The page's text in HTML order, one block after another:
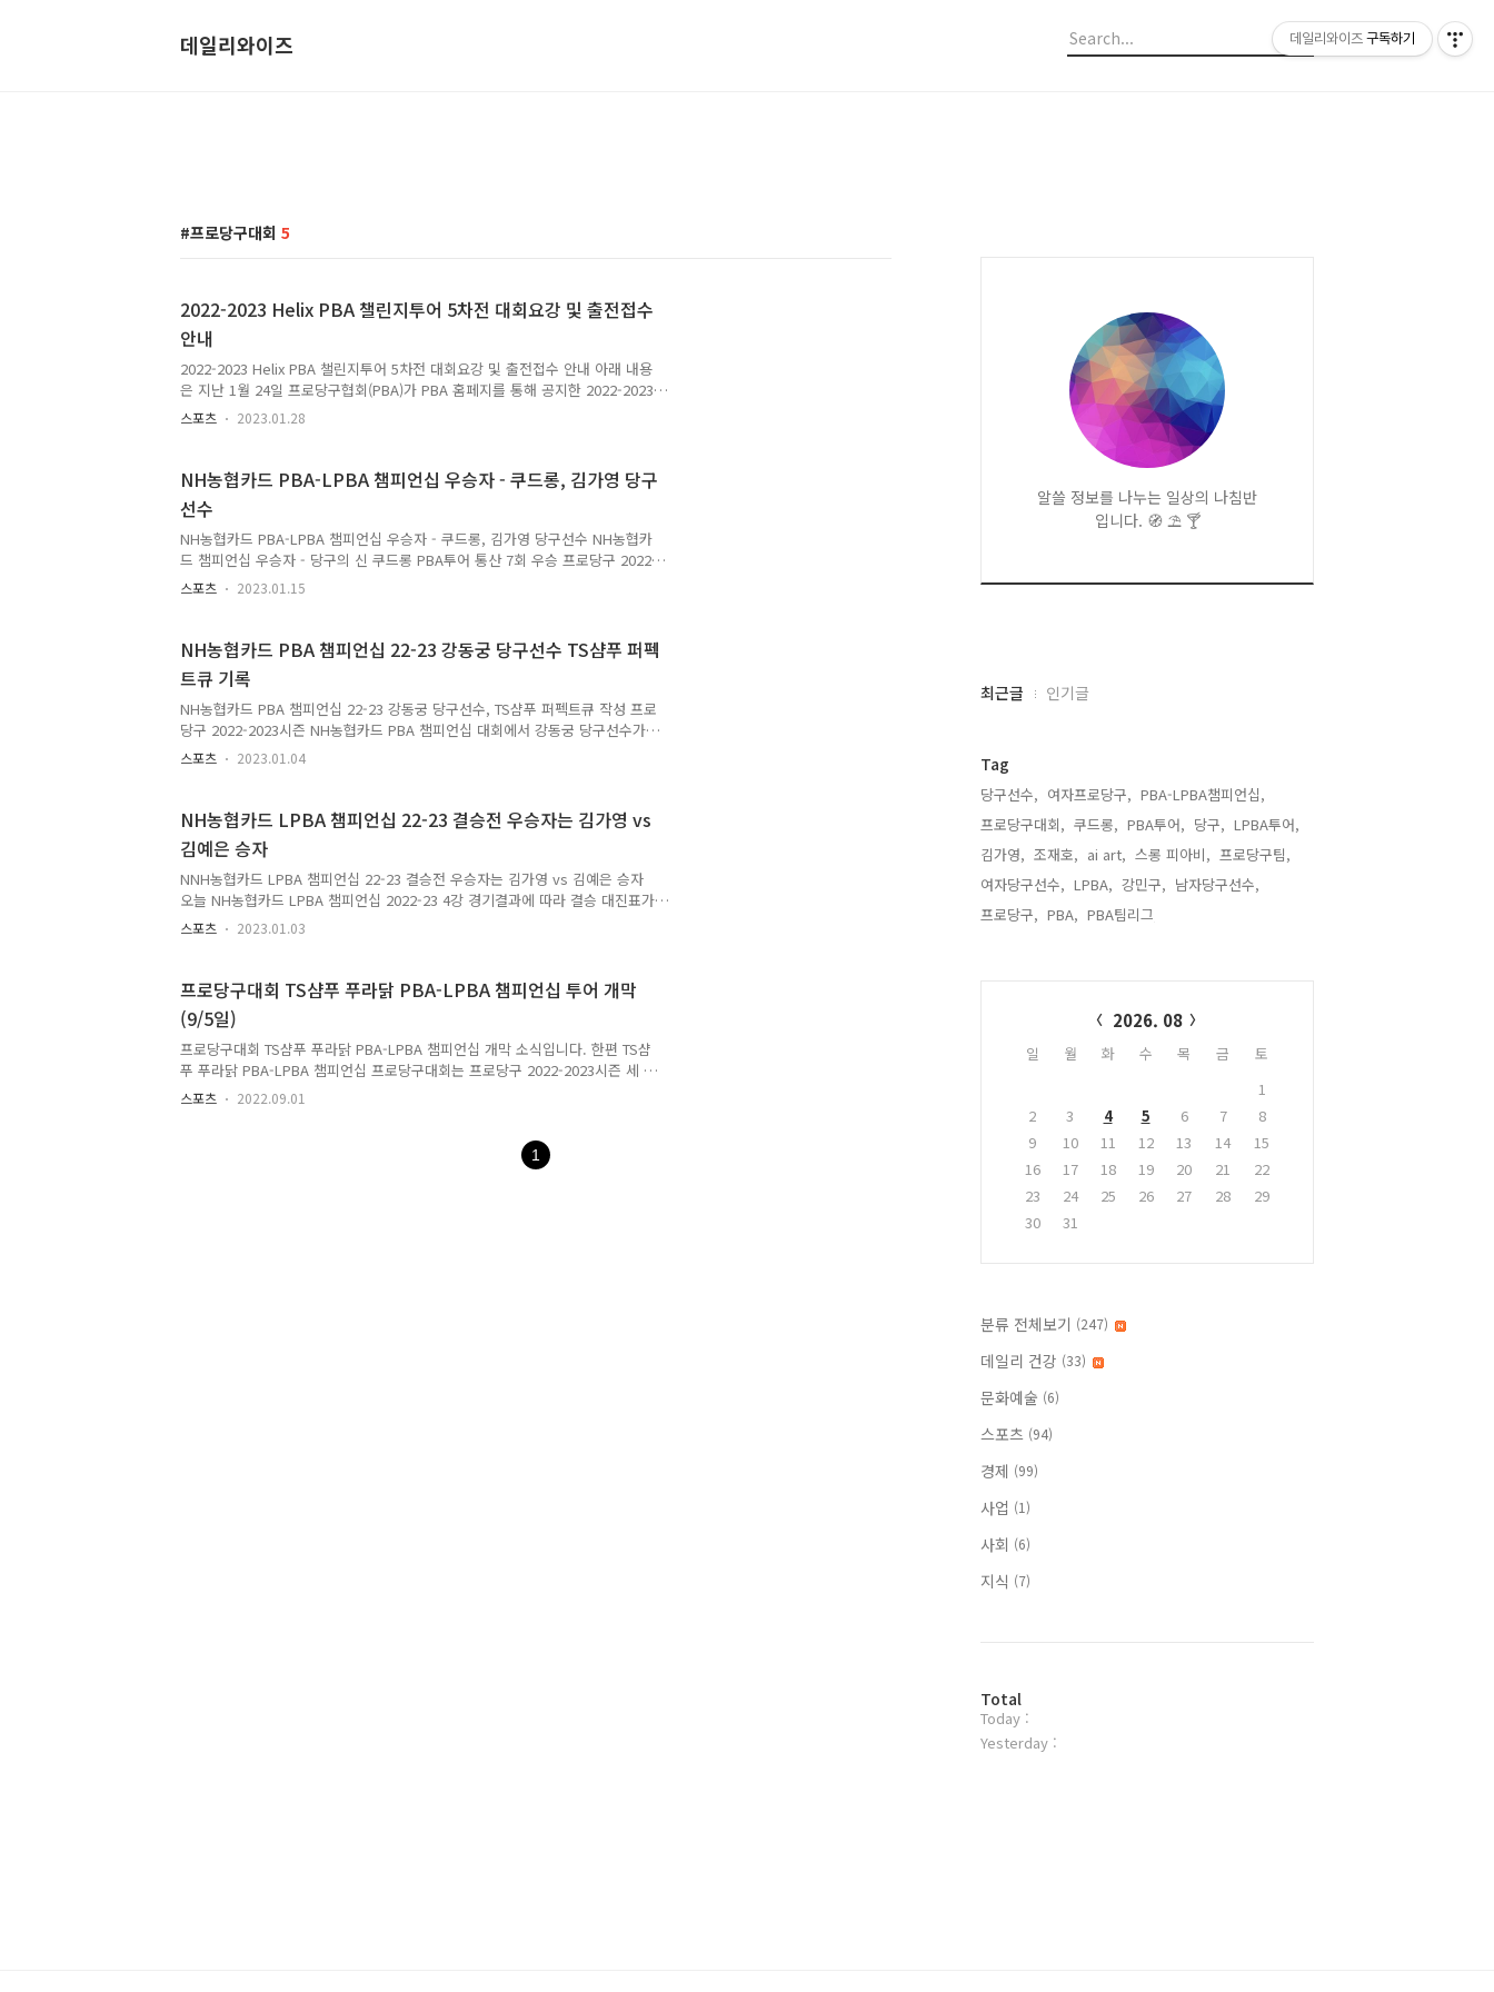
데일리와이즈
프로당구대회 5
2022-2023 Helix PBA 챌린지투어 5차전 대회요강 및 출전접수
안내
2022-2023 Helix PBA 챌린지투어 5차전 대회요강 및 출전접수 안내 아래 내용
은 지난 1월 24일 프로당구협회(PBA)가 PBA 홈페지를 통해 공지한 2022-2023
Helix PBA 챌린지투어 5차전 대회요강 및 출전접수 안내입니다. Helix PBA 챌
브 PBA TV를 통해 시청할 수 있습니다. 하지만 PBA 투어에 출전하기위해 노력
하는 선수들을 위한 2부 리그와 3부 리그가 있습니다. PBA 2부리그는 PBA 드림
투어입니다. 그리고 헬릭스(Helix) 챌린지 투어는 PBA 3부 리그입니다. PBA투어
와 마찬가지로 2부리그..
스포츠 2023.01.28
NH농협카드 PBA-LPBA 챔피언십 우승자 - 쿠드롱, 김가영 당구
선수
NH농협카드 PBA-LPBA 챔피언십 우승자 - 쿠드롱, 김가영 당구선수 NH농협카
드 챔피언십 우승자 - 당구의 신 쿠드롱 PBA투어 통산 7회 우승 프로당구 2022-
2023시즌 NH농협카드 PBA-LPBA 챔피언십 경기결과가 끝이 났습니다. PBA투
인 PBA투어에서 통산 7회 우승으로 PBA투어 최다 우승기록을 경신했습니다. 다
음은 2023년 1월 8일 PBA 프로당구협회가 PBA홈페이지를 통해 배포한 NH농협
카드 챔피언십 결승전 경기결과에 대한 보도자료입니다. 당구생활을 즐기는데 참
고하시기 바랍니다. ‘PBA 최강’ 프레드릭 쿠드롱(벨기에∙웰컴저..
스포츠 2023.01.15
NH농협카드 PBA 챔피언십 22-23 강동궁 당구선수 TS샴푸 퍼펙
트큐 기록
NH농협카드 PBA 챔피언십 22-23 강동궁 당구선수, TS샴푸 퍼펙트큐 작성 프로
당구 2022-2023시즌 NH농협카드 PBA 챔피언십 대회에서 강동궁 당구선수가
대회 첫 퍼펙트큐를 달성했습니다. 이로서 강동궁 당구선수는 PBA 퍼펙트큐 상
신의 다비드 사파타는 오성욱 선수에게 덜미를 잡혔습니다. 베트남 당구 3인방인
마민캄-응고-프엉린은 16강에 진출했으나 꾸억 당구선수는 16강 진출에 실패했
다는 소식도 함께 들어와 있습니다. 다음은 프로당구협회 PBA가 PBA 홈페이지
를 통해 강동궁 당구선수의 첫 퍼펙트큐 달성 소식 및 H농협카드 PBA 챔피언..
스포츠 2023.01.04
NH농협카드 LPBA 챔피언십 22-23 결승전 우승자는 김가영 vs
김예은 승자
NNH농협카드 LPBA 챔피언십 22-23 결승전 우승자는 김가영 vs 김예은 승자
오늘 NH농협카드 LPBA 챔피언십 2022-23 4강 경기결과에 따라 결승 대진표가
확정되었습니다. 경기결과에 따라 NNH농협카드 LPBA 챔피언십 22-23 결승전에
결정되게 되었습니다. 두 선수 모두 LPBA 투어 결승전에 진출한 경험이 많은 선
수입니다. 김가영 선수의 나이는 1983년 출생입니다. 김가영 선수의 올시즌
LPBA투어 성적을 보면, 바로 직전 대회까지 다섯번의 대회에서 16강 1회, 4강 3
회, 우승 1회를 차지한 최고의 LPBA 강호입니다. ..
스포츠 2023.01.03
프로당구대회 TS샴푸 푸라닭 PBA-LPBA 챔피언십 투어 개막
(9/5일)
프로당구대회 TS샴푸 푸라닭 PBA-LPBA 챔피언십 개막 소식입니다. 한편 TS샴
푸 푸라닭 PBA-LPBA 챔피언십 프로당구대회는 프로당구 2022-2023시즌 세 번
째 투어로 오늘 9월 5일부터 9월 12일까지 8일간 추석 연휴에 즐기는 당구 축제
LPBA 투어 128강전이 먼저 펼쳐지며, 9월 6일 오후 3시부터는 남자 프로당구선
수들이 출전하는 PBA 128강이 시작됩니다. 프로당구대회 TS샴푸 푸라닭 PBA-
스포츠 2022.09.01
1
알쓸 정보를 나누는 일상의 나침반
입니다. 🧭 ⛱️ 🍸
최
과
기
글
최근글 인기글
Tag
당구선수, 여자프로당구, PBA-LPBA챔피언십,
프로당구대회, 쿠드롱, PBA투어, 당구, LPBA투어,
김가영, 조재호, ai art, 스롱 피아비, 프로당구팀,
여자당구선수, LPBA, 강민구, 남자당구선수,
프로당구, PBA, PBA팀리그,
2026. 08
일 월 화 수 목 금
토
1
2
3 4 5 6 7
8
9
10 11 12 13 14
15
16
17 18 19 20 21
22
23
24 25 26 27 28
29
30
31
분류 전체보기 (247)
데일리 건강 (33)
문화예술 (6)
스포츠 (94)
경제 (99)
사업 (1)
사회 (6)
지식 (7)
방
문
자
Total
Today :
Yesterday :
데일리와이즈 구독하기